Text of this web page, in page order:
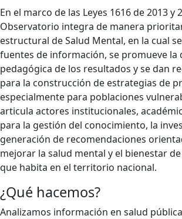
En el marco de las Leyes 1616 de 2013 y
Observatorio integra de manera
estructural de Salud Mental, en la cual
fuentes de información, se promueve la
pedagógica de los resultados y se dan
para la construcción de estrategias de
especialmente para poblaciones
articula actores institucionales,
para la gestión del conocimiento, la
generación de recomendaciones
mejorar la salud mental y el bienestar
que habita en el territorio nacional.
¿Qué hacemos?
Analizamos información en salud